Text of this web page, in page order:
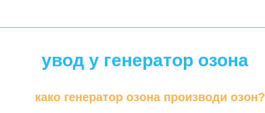
увод у генератор озона
како генератор озона производи озон?